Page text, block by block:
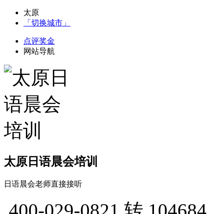
太原
「切换城市」
点评奖金
网站导航
太原日语晨会培训
日语晨会老师直接接听